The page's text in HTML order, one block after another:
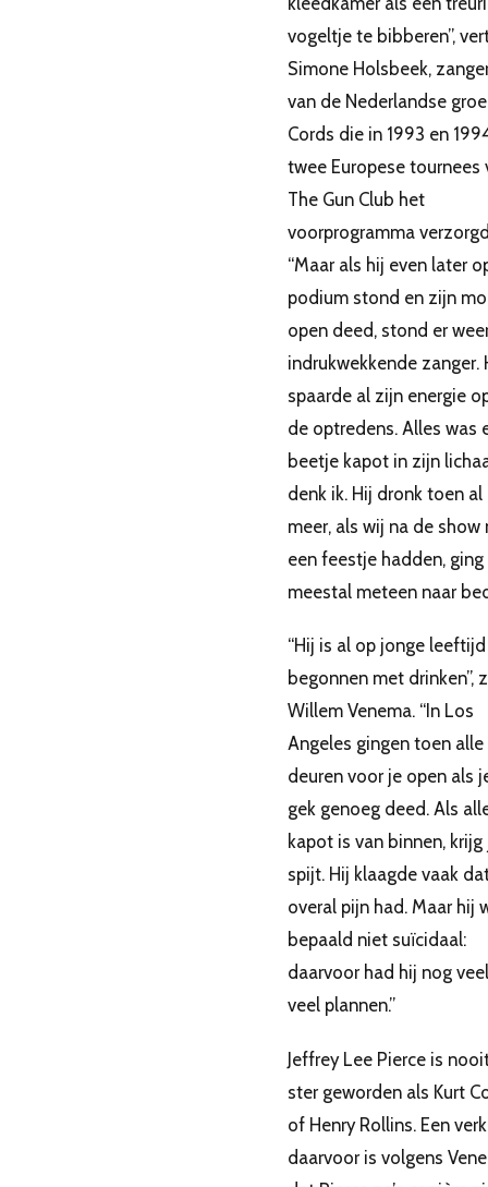
vogeltje te bibberen”,
Simone Holsbeek,
van de Nederlandse
Cords die in 1993 en
twee Europese tournees
The Gun Club het
voorprogramma
“Maar als hij even later
podium stond en zijn
open deed, stond er
indrukwekkende zanger.
spaarde al zijn energie
de optredens. Alles was
beetje kapot in zijn
denk ik. Hij dronk toen al
meer, als wij na de show
een feestje hadden, ging
meestal meteen naar
“Hij is al op jonge leeftijd
begonnen met drinken”,
Willem Venema. “In Los
Angeles gingen toen alle
deuren voor je open als
gek genoeg deed. Als
kapot is van binnen, krijg
spijt. Hij klaagde vaak
overal pijn had. Maar hij
bepaald niet suïcidaal:
daarvoor had hij nog
veel plannen.”
Jeffrey Lee Pierce is
ster geworden als Kurt
of Henry Rollins. Een
daarvoor is volgens